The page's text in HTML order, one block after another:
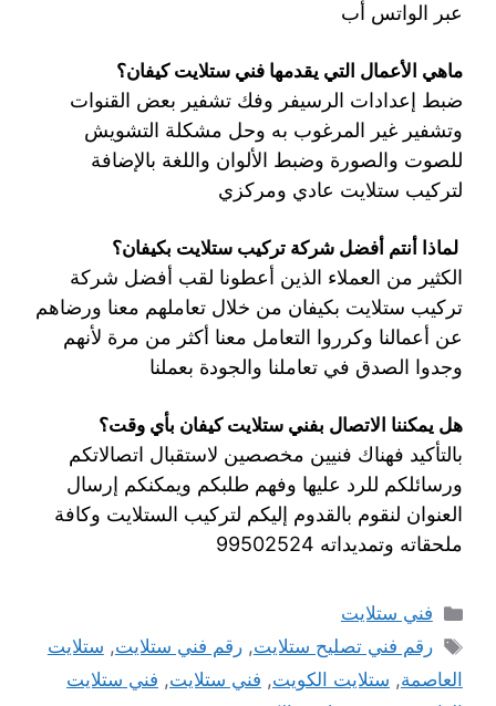
عبر الواتس أب
ماهي الأعمال التي يقدمها فني ستلايت كيفان؟
ضبط إعدادات الرسيفر وفك تشفير بعض القنوات
وتشفير غير المرغوب به وحل مشكلة التشويش
للصوت والصورة وضبط الألوان واللغة بالإضافة
لتركيب ستلايت عادي ومركزي
لماذا أنتم أفضل شركة تركيب ستلايت بكيفان؟
الكثير من العملاء الذين أعطونا لقب أفضل شركة
تركيب ستلايت بكيفان من خلال تعاملهم معنا ورضاهم
عن أعمالنا وكرروا التعامل معنا أكثر من مرة لأنهم
وجدوا الصدق في تعاملنا والجودة بعملنا
هل يمكننا الاتصال بفني ستلايت كيفان بأي وقت؟
بالتأكيد فهناك فنيين مخصصين لاستقبال اتصالاتكم
ورسائلكم للرد عليها وفهم طلبكم ويمكنكم إرسال
العنوان لنقوم بالقدوم إليكم لتركيب الستلايت وكافة
ملحقاته وتمديداته 99502524
فني ستلايت
رقم فني تصليح ستلايت,رقم فني ستلايت, ستلايت
العاصمة, ستلايت الكويت, فني ستلايت, فني ستلايت